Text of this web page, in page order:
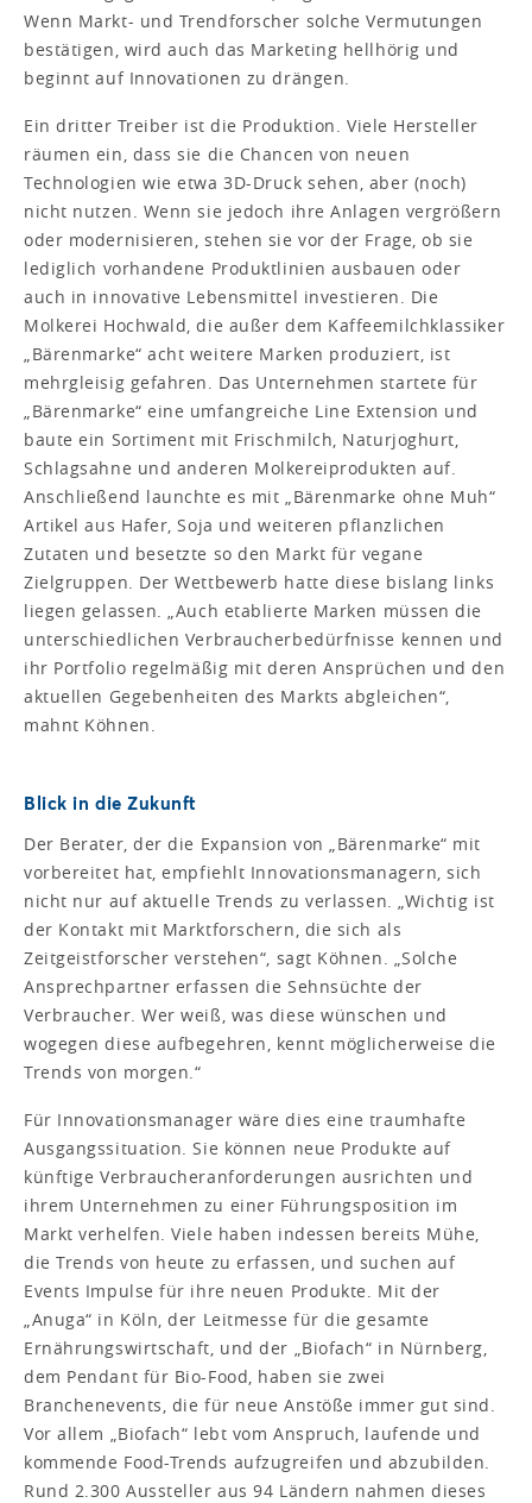
Wenn Markt- und Trendforscher solche Vermutungen
bestätigen, wird auch das Marketing hellhörig und
beginnt auf Innovationen zu drängen.
Ein dritter Treiber ist die Produktion. Viele Hersteller
räumen ein, dass sie die Chancen von neuen
Technologien wie etwa 3D-Druck sehen, aber (noch)
nicht nutzen. Wenn sie jedoch ihre Anlagen vergrößern
oder modernisieren, stehen sie vor der Frage, ob sie
lediglich vorhandene Produktlinien ausbauen oder
auch in innovative Lebensmittel investieren. Die
Molkerei Hochwald, die außer dem Kaffeemilchklassiker
„Bärenmarke“ acht weitere Marken produziert, ist
mehrgleisig gefahren. Das Unternehmen startete für
„Bärenmarke“ eine umfangreiche Line Extension und
baute ein Sortiment mit Frischmilch, Naturjoghurt,
Schlagsahne und anderen Molkereiprodukten auf.
Anschließend launchte es mit „Bärenmarke ohne Muh“
Artikel aus Hafer, Soja und weiteren pflanzlichen
Zutaten und besetzte so den Markt für vegane
Zielgruppen. Der Wettbewerb hatte diese bislang links
liegen gelassen. „Auch etablierte Marken müssen die
unterschiedlichen Verbraucherbedürfnisse kennen und
ihr Portfolio regelmäßig mit deren Ansprüchen und den
aktuellen Gegebenheiten des Markts abgleichen“,
mahnt Köhnen.
Blick in die Zukunft
Der Berater, der die Expansion von „Bärenmarke“ mit
vorbereitet hat, empfiehlt Innovationsmanagern, sich
nicht nur auf aktuelle Trends zu verlassen. „Wichtig ist
der Kontakt mit Marktforschern, die sich als
Zeitgeistforscher verstehen“, sagt Köhnen. „Solche
Ansprechpartner erfassen die Sehnsüchte der
Verbraucher. Wer weiß, was diese wünschen und
wogegen diese aufbegehren, kennt möglicherweise die
Trends von morgen.“
Für Innovationsmanager wäre dies eine traumhafte
Ausgangssituation. Sie können neue Produkte auf
künftige Verbraucheranforderungen ausrichten und
ihrem Unternehmen zu einer Führungsposition im
Markt verhelfen. Viele haben indessen bereits Mühe,
die Trends von heute zu erfassen, und suchen auf
Events Impulse für ihre neuen Produkte. Mit der
„Anuga“ in Köln, der Leitmesse für die gesamte
Ernährungswirtschaft, und der „Biofach“ in Nürnberg,
dem Pendant für Bio-Food, haben sie zwei
Branchenevents, die für neue Anstöße immer gut sind.
Vor allem „Biofach“ lebt vom Anspruch, laufende und
kommende Food-Trends aufzugreifen und abzubilden.
Rund 2.300 Aussteller aus 94 Ländern nahmen dieses